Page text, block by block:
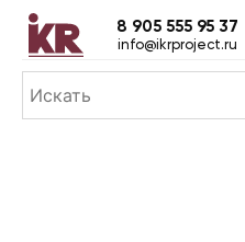
8 905 555 95 37
info@ikrproject.ru